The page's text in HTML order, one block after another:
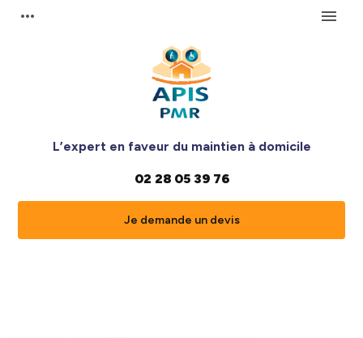
more_horiz menu
L’expert en faveur du maintien à domicile
02 28 05 39 76
Je demande un devis